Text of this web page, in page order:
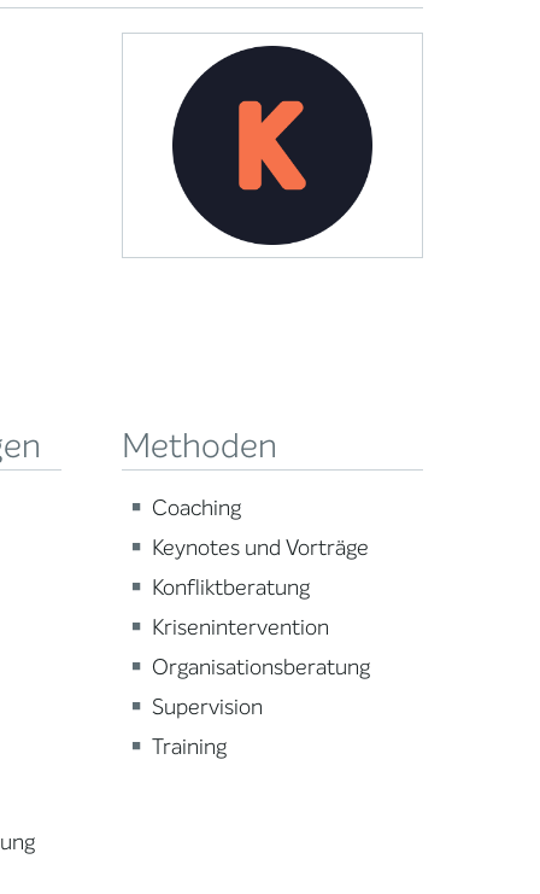
Methoden
Coaching
Keynotes und Vorträge
Konfliktberatung
Krisenintervention
Organisationsberatung
Supervision
Training